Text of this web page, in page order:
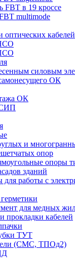
FBT в 19 кроссе
multimode
оптических кабелей
силовым
ОК
ОК
СИП
и
опор
опоры
зданий
работы с
для медных
прокладки кабелей
ТУТ
(СМС, ТПОд2)